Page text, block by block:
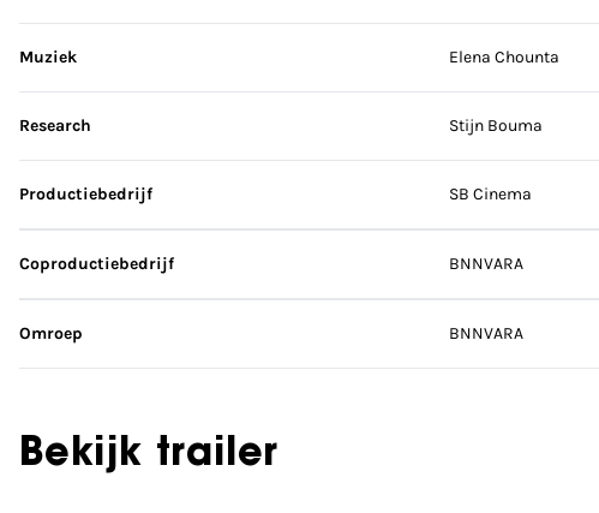
Muziek Elena Chounta
Research Stijn Bouma
Productiebedrijf SB Cinema
Coproductiebedrijf BNNVARA
Omroep BNNVARA
Bekijk trailer